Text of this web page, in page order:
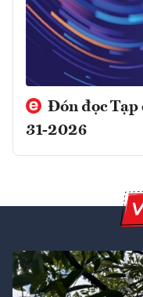
Đón đọc Tạp
31-2026